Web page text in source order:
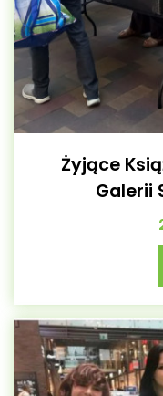
Żyjące
Galerii